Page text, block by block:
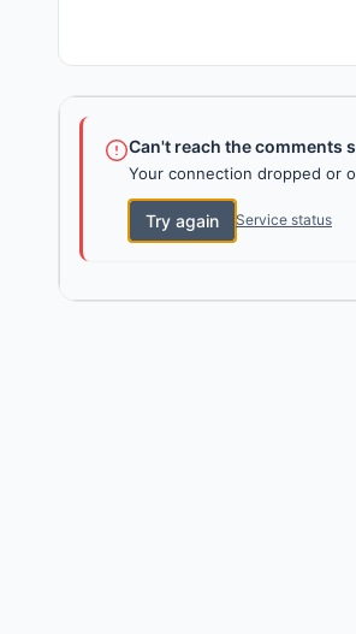
Can't reach the comments
Your connection dropped or
Try again Service status